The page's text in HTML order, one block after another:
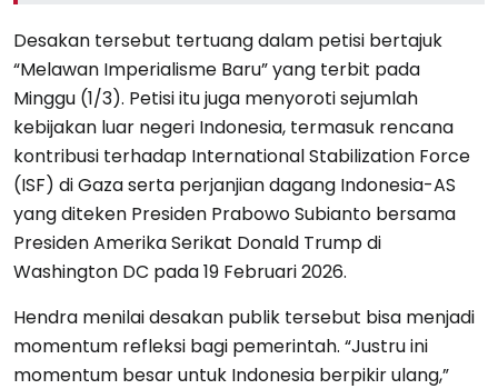
Desakan tersebut tertuang dalam petisi bertajuk
“Melawan Imperialisme Baru” yang terbit pada
Minggu (1/3). Petisi itu juga menyoroti sejumlah
kebijakan luar negeri Indonesia, termasuk rencana
kontribusi terhadap International Stabilization Force
(ISF) di Gaza serta perjanjian dagang Indonesia-AS
yang diteken Presiden Prabowo Subianto bersama
Presiden Amerika Serikat Donald Trump di
Washington DC pada 19 Februari 2026.
Hendra menilai desakan publik tersebut bisa menjadi
momentum refleksi bagi pemerintah. “Justru ini
momentum besar untuk Indonesia berpikir ulang,”